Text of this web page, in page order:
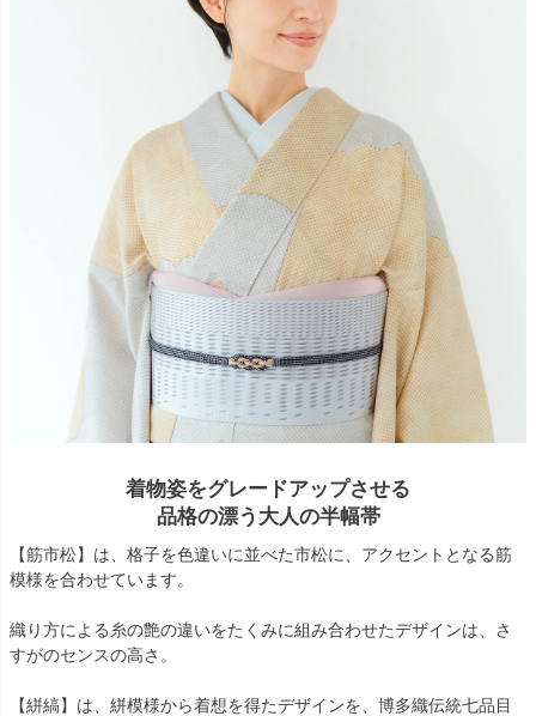
着物姿をグレードアップさせる
品格の漂う大人の半幅帯
【筋市松】は、格子を色違いに並べた市松に、アクセントとなる筋
模様を合わせています。
織り方による糸の艶の違いをたくみに組み合わせたデザインは、さ
すがのセンスの高さ。
【絣縞】は、絣模様から着想を得たデザインを、博多織伝統七品目